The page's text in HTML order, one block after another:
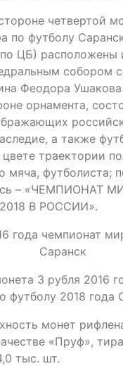
четвертой
по футболу
ЦБ) расположены
собором
Феодора
орнамента,
а также
траектории
мяча, футболиста;
– «ЧЕМПИОНАТ
В РОССИИ».
3 рубля 2016
футболу 2018 года
монет
«Пруф»,
тыс. шт.